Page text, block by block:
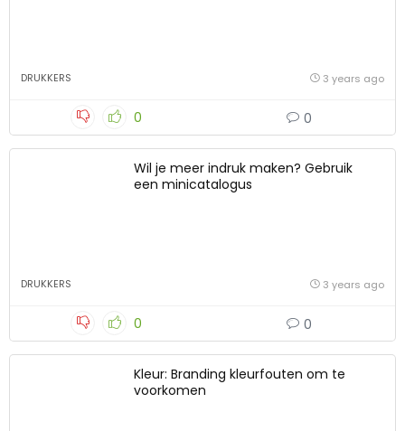
DRUKKERS 3 years ago
0 0
Wil je meer indruk maken? Gebruik
een minicatalogus
DRUKKERS 3 years ago
0 0
Kleur: Branding kleurfouten om te
voorkomen